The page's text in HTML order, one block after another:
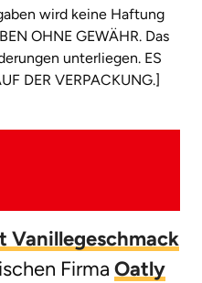
wird keine Haftung
OHNE GEWÄHR. Das
unterliegen. ES
DER VERPACKUNG.]
Vanillegeschmack
Firma Oatly